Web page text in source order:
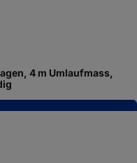
4 m Umlaufmass,